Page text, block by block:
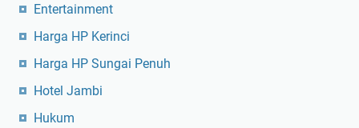
Entertainment
Harga HP Kerinci
Harga HP Sungai Penuh
Hotel Jambi
Hukum